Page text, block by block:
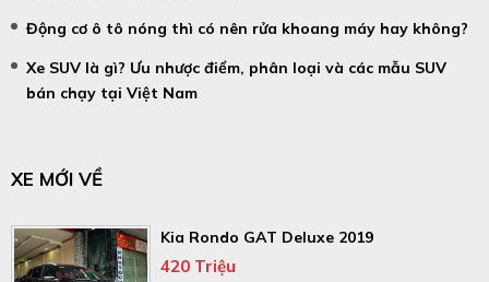
Động cơ ô tô nóng thì có nên rửa khoang máy hay không?
Xe SUV là gì? Ưu nhược điểm, phân loại và các mẫu SUV
bán chạy tại Việt Nam
XE MỚI VỀ
Kia Rondo GAT Deluxe 2019
420 Triệu